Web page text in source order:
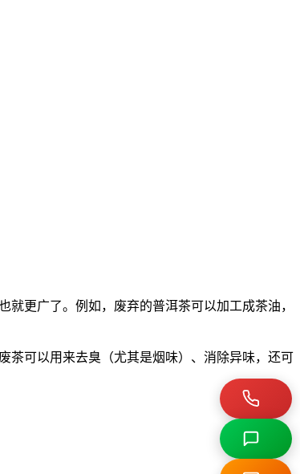
就更广了。例如，废弃的普洱茶可以加工成茶油，
茶可以用来去臭（尤其是烟味）、消除异味，还可